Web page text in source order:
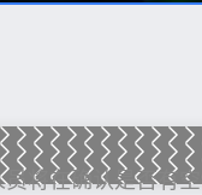
将在确认是否有空